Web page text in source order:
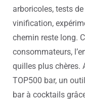
arboricoles, tests
vinification,
chemin reste long.
consommateurs,
quilles plus chères.
TOP500 bar, un
bar à cocktails